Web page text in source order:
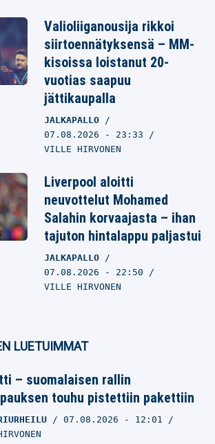
Valioliiganousija rikkoi
siirtoennätyksensä – MM-
kisoissa loistanut 20-
vuotias saapuu
jättikaupalla
JALKAPALLO
07.08.2026 - 23:33
VILLE HIRVONEN
Liverpool aloitti
neuvottelut Mohamed
Salahin korvaajasta – ihan
tajuton hintalappu paljastui
JALKAPALLO
07.08.2026 - 22:50
VILLE HIRVONEN
LUETUIMMAT
– suomalaisen rallin
touhu pistettiin pakettiin
07.08.2026 - 12:01